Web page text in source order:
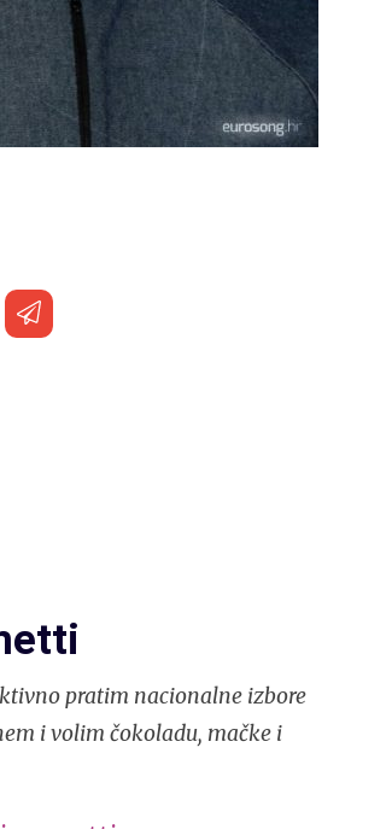
pratim nacionalne izbore
i volim čokoladu, mačke i